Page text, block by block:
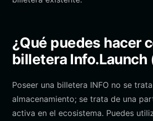
¿Qué puedes hacer
billetera Info.Launch
Poseer una billetera INFO no se
almacenamiento; se trata de una
activa en el ecosistema. Puedes